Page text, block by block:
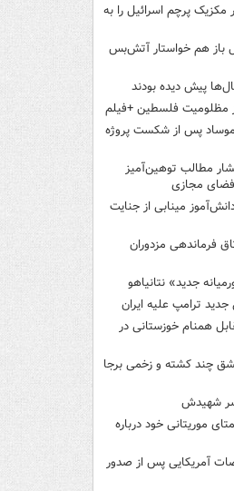
پرچم اسرائیل را به
باز هم خواستار آتش‌بس
پیش دیده بودند
مظلومیت فلسطین +فیلم
موساد پس از شکست پروژه
مطالب توهین‌آمیز
فضای مجازی
مینابی از جنایت
فرماندهی مزدوران
جدید» نتانیاهو
ترامپ علیه ایران
همنام خوزستانی در
چند کشته و زخمی برجا
شهیدش
موریتانی خود درباره
آمریکایی پس از صدور